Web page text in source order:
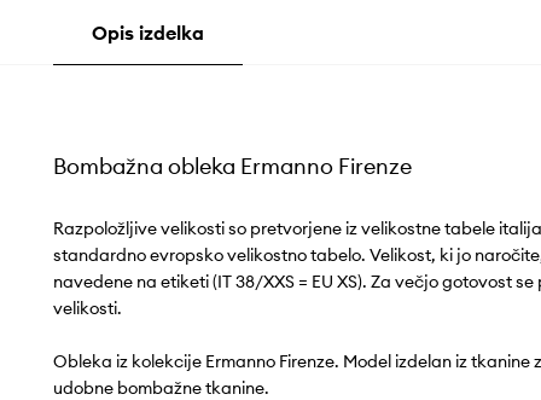
Opis izdelka
Bombažna obleka Ermanno Firenze
Razpoložljive velikosti so pretvorjene iz velikostne tabele
standardno evropsko velikostno tabelo. Velikost, ki jo
navedene na etiketi (IT 38/XXS = EU XS). Za večjo gotovost
velikosti.
Obleka iz kolekcije Ermanno Firenze. Model izdelan iz tkanine
udobne bombažne tkanine.